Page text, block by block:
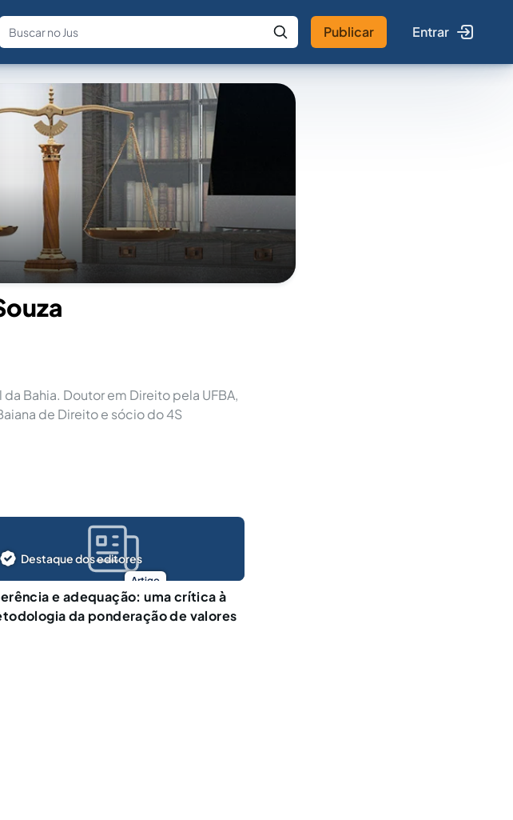
Fale com a IA Buscar no Jus
Publicar Entrar
Bahia. Doutor em Direito pela UFBA,
de Direito e sócio do 4S
Artigo
Destaque dos editores
e adequação: uma crítica à
da ponderação de valores